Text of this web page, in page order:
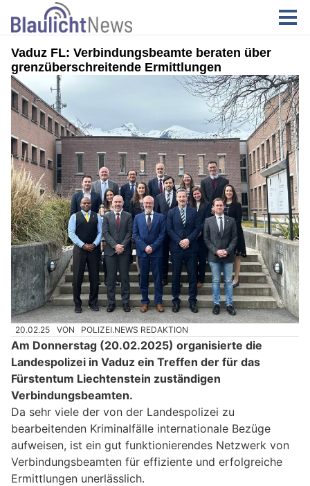
Vaduz FL: Verbindungsbeamte beraten über
grenzüberschreitende Ermittlungen
20.02.25 VON POLIZEI.NEWS REDAKTION
Am Donnerstag (20.02.2025) organisierte die
Landespolizei in Vaduz ein Treffen der für das
Fürstentum Liechtenstein zuständigen
Verbindungsbeamten.
Da sehr viele der von der Landespolizei zu
bearbeitenden Kriminalfälle internationale Bezüge
aufweisen, ist ein gut funktionierendes Netzwerk von
Verbindungsbeamten für effiziente und erfolgreiche
Ermittlungen unerlässlich.